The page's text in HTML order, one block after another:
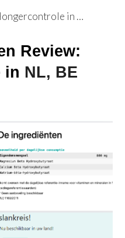
Skip to navigation
Lean X Diet Pillen Review: Hongercontrole in NL, BE
Review:
in NL, BE